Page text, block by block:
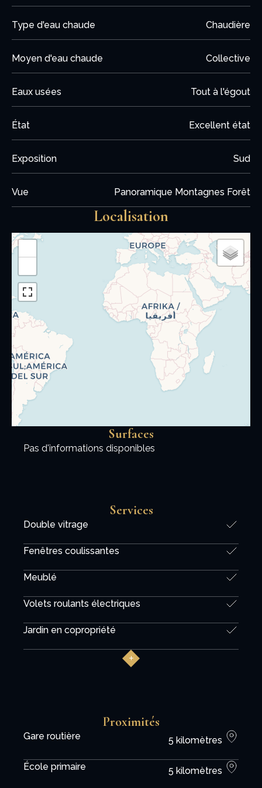
Type d'eau chaude Chaudière
Moyen d'eau chaude Collective
Eaux usées Tout à l'égout
État Excellent état
Exposition Sud
Vue Panoramique Montagnes Forêt
Localisation
Surfaces
Pas d'informations disponibles
Services
Double vitrage
Fenêtres coulissantes
Meublé
Volets roulants électriques
Jardin en copropriété
Proximités
Gare routière 5 kilomètres
École primaire 5 kilomètres